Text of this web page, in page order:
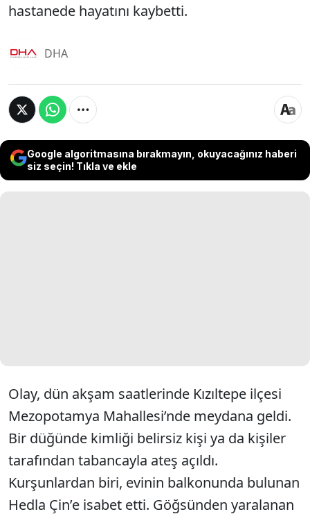
hastanede hayatını kaybetti.
DHA
Google algoritmasına bırakmayın, okuyacağınız haberi
siz seçin! Tıkla ve ekle
Olay, dün akşam saatlerinde Kızıltepe ilçesi
Mezopotamya Mahallesi’nde meydana geldi.
Bir düğünde kimliği belirsiz kişi ya da kişiler
tarafından tabancayla ateş açıldı.
Kurşunlardan biri, evinin balkonunda bulunan
Hedla Çin’e isabet etti. Göğsünden yaralanan